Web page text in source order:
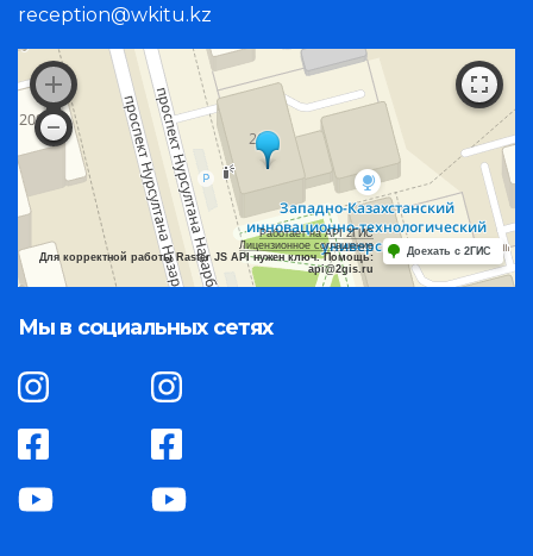
reception@wkitu.kz
Работает на API 2ГИС
Лицензионное соглашение
Для корректной работы Raster JS API нужен ключ. Помощь:
api@2gis.ru
Доехать с 2ГИС
Мы в социальных сетях